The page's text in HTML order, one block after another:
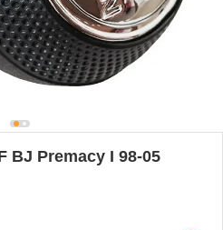
BJ Premacy I 98-05